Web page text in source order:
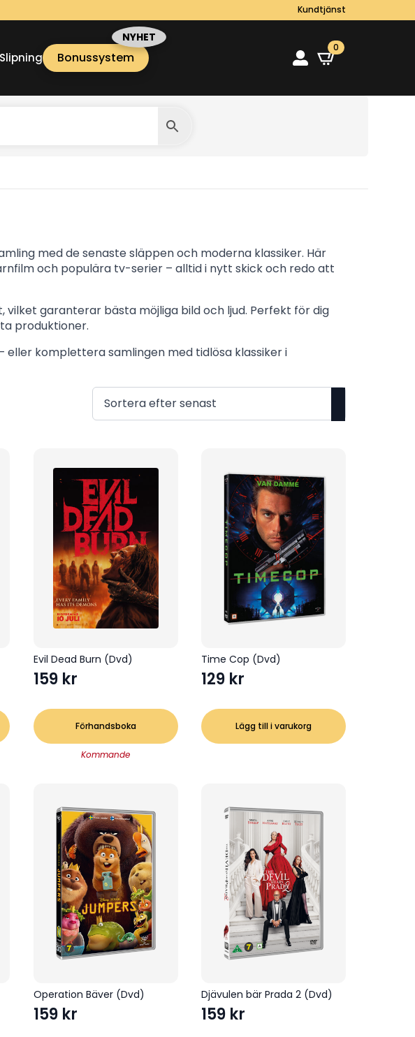
Kundtjänst
Slipning Bonussystem
0
med de senaste släppen och moderna klassiker. Här
och populära tv-serier – alltid i nytt skick och redo att
garanterar bästa möjliga bild och ljud. Perfekt för dig
produktioner.
komplettera samlingen med tidlösa klassiker i
Evil Dead Burn (Dvd)
159 kr
Förhandsboka
Kommande
Time Cop (Dvd)
129 kr
Lägg till i varukorg
Operation Bäver (Dvd)
159 kr
Djävulen bär Prada 2 (Dvd)
159 kr